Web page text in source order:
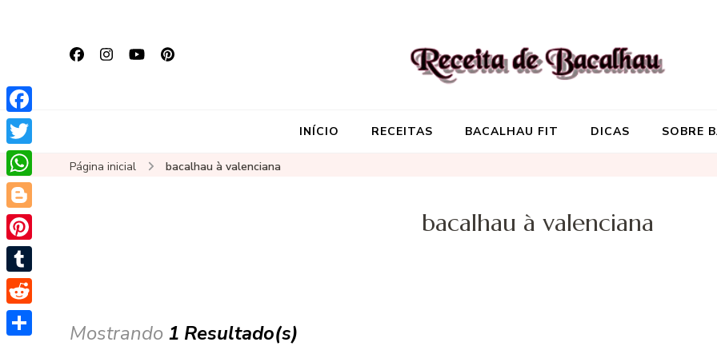
INÍCIO RECEITAS BACALHAU FIT DICAS SOBRE
Página inicial bacalhau à valenciana
bacalhau à valenciana
Mostrando 1 Resultado(s)
Facebook
Twitter
WhatsApp
Blogger
Pinterest
Tumblr
Reddit